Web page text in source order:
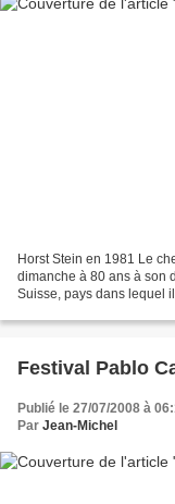
Horst Stein en 1981 Le
dimanche à 80 ans à son
Suisse, pays dans lequel
Festival Pablo
Publié le 27/07/2008 à
Par Jean-Michel